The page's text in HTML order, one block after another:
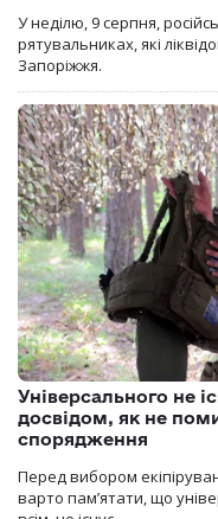
У неділю, 9 серпня,
рятувальниках, які
Запоріжжя.
Універсального не
досвідом, як не
спорядження
Перед вибором
варто пам’ятати, що